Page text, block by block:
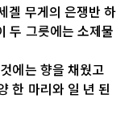
겔 무게의 은쟁반 하
두 그릇에는 소제물
에는 향을 채웠고
한 마리와 일 년 된